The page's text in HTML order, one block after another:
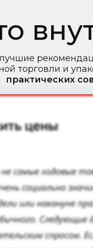
торговли и
практических